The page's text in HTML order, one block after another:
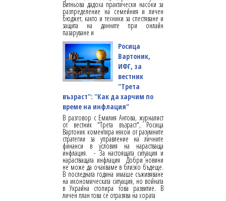
Витньова дадоха практически насоки за
разпределение на семейния и личен
бюджет, както и техники за спестяване и
защита на данните при онлайн
пазаруване и
Росица
Вартоник,
ИФГ, за
вестник
"Трета
възраст": "Как да харчим по
време на инфлация"
В разговор с Емилия Антова, журналист
от вестник "Трета възраст", Росица
Вартоник коментира някои от разумните
стратегии за управление на личните
финанси в условия на нарастваща
инфлация. - За настоящата ситуация и
нарастващата инфлация Добри новини
не може да очакваме в близко бъдеще.
В последната година имаше съживяване
на икономическата ситуация, но войната
в Украйна стопира това развитие. В
личен план това се отразява на хората